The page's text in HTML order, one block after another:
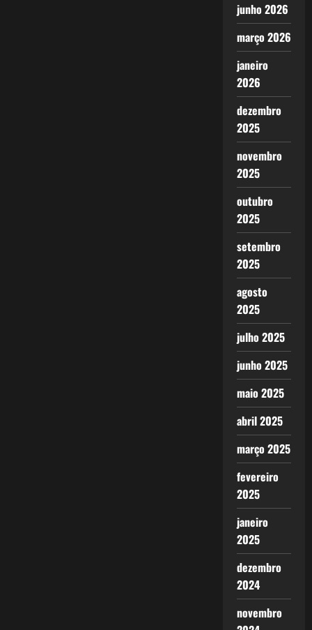
junho 2026
março 2026
janeiro
2026
dezembro
2025
novembro
2025
outubro
2025
setembro
2025
agosto
2025
julho 2025
junho 2025
maio 2025
abril 2025
março 2025
fevereiro
2025
janeiro
2025
dezembro
2024
novembro